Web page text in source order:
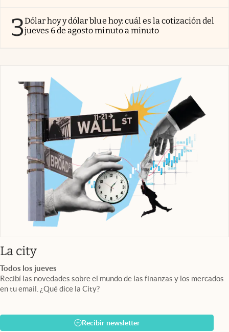
3Dólar hoy y dólar blue hoy: cuál es la cotización del
jueves 6 de agosto minuto a minuto
La cityabre en nueva pestaña
Todos los jueves
Recibí las novedades sobre el mundo de las finanzas y los mercados
en tu email. ¿Qué dice la City?
Recibir newsletter